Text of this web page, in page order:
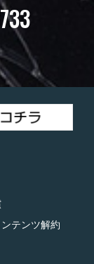
テンツ解約